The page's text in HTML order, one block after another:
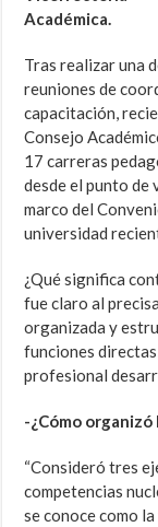
Académica.
Tras realizar una
reuniones de
capacitación,
Consejo
17 carreras
desde el punto de
marco del
universidad
¿Qué significa
fue claro al
organizada y
funciones
profesional
-¿Cómo
“Consideró tres
competencias
se conoce como